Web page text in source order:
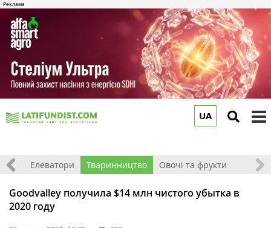
UA
Елеватори Тваринництво Овочі та фрукти
Goodvalley получила $14 млн чистого убытка в
2020 году